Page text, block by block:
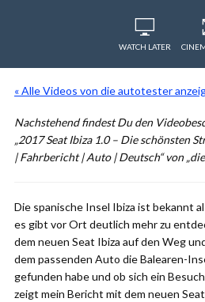
WATCH LATER
« Alle Videos von die autotester
Nachstehend findest Du den
„2017 Seat Ibiza 1.0 – Die schönsten
| Fahrbericht | Auto | Deutsch“ von
Die spanische Insel Ibiza ist bekannt
es gibt vor Ort deutlich mehr zu
dem neuen Seat Ibiza auf den Weg
dem passenden Auto die Balearen-
gefunden habe und ob sich ein
zeigt mein Bericht mit dem neuen